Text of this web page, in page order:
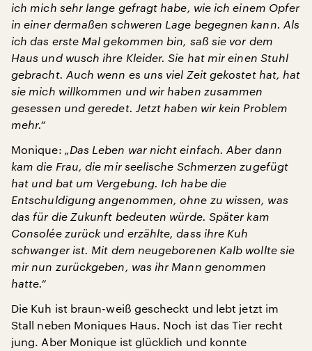
ich mich sehr lange gefragt habe, wie ich einem Opfer
in einer dermaßen schweren Lage begegnen kann. Als
ich das erste Mal gekommen bin, saß sie vor dem
Haus und wusch ihre Kleider. Sie hat mir einen Stuhl
gebracht. Auch wenn es uns viel Zeit gekostet hat, hat
sie mich willkommen und wir haben zusammen
gesessen und geredet. Jetzt haben wir kein Problem
mehr.“
Monique: „Das Leben war nicht einfach. Aber dann
kam die Frau, die mir seelische Schmerzen zugefügt
hat und bat um Vergebung. Ich habe die
Entschuldigung angenommen, ohne zu wissen, was
das für die Zukunft bedeuten würde. Später kam
Consolée zurück und erzählte, dass ihre Kuh
schwanger ist. Mit dem neugeborenen Kalb wollte sie
mir nun zurückgeben, was ihr Mann genommen
hatte.“
Die Kuh ist braun-weiß gescheckt und lebt jetzt im
Stall neben Moniques Haus. Noch ist das Tier recht
jung. Aber Monique ist glücklich und konnte